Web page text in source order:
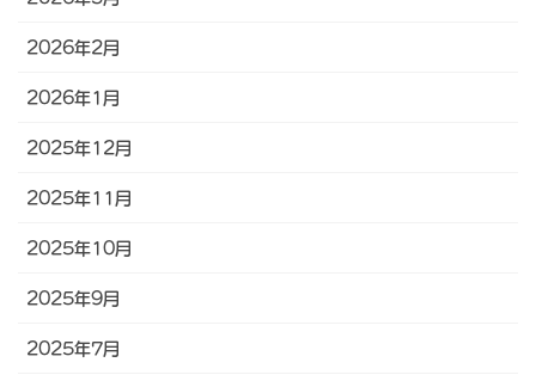
2026年2月
2026年1月
2025年12月
2025年11月
2025年10月
2025年9月
2025年7月